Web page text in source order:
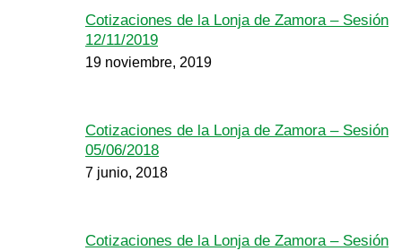
Cotizaciones de la Lonja de Zamora – Sesión
12/11/2019
19 noviembre, 2019
Cotizaciones de la Lonja de Zamora – Sesión
05/06/2018
7 junio, 2018
Cotizaciones de la Lonja de Zamora – Sesión